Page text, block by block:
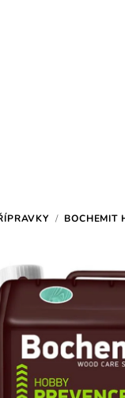
/ BOCHEMIT